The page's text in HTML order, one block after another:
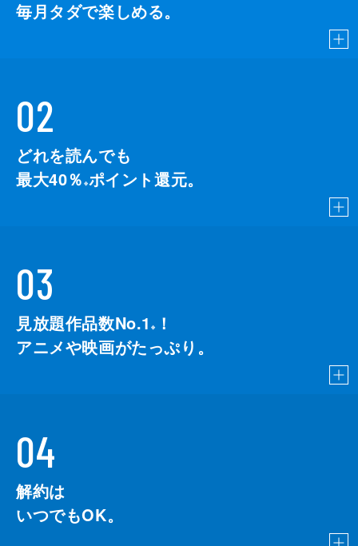
毎月タダで楽しめる。
02
どれを読んでも
最大40％ ※ポイント還元。
03
見放題作品数No.1 ※
！
アニメや映画がたっぷり。
04
解約は
いつでもOK。